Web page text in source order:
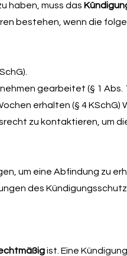
haben, muss das
bestehen, wenn die
gearbeitet (§ 1 Abs.
erhalten (§ 4 KSchG)
zu kontaktieren, um
um eine Abfindung zu
des
ist. Eine